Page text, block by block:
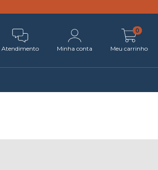
Atendimento Minha conta Meu carrinho
0